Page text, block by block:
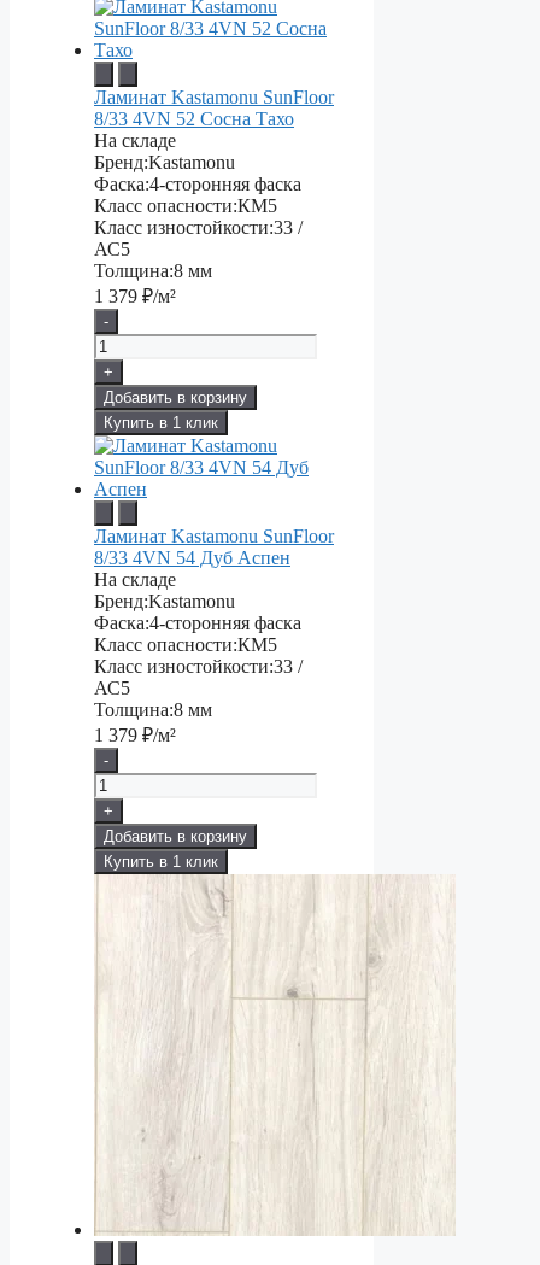
Ламинат Kastamonu SunFloor
8/33 4VN 52 Сосна Тахо
На складе
Бренд:Kastamonu
Фаска:4-сторонняя фаска
Класс опасности:КМ5
Класс изностойкости:33 /
АС5
Толщина:8 мм
1 379 ₽/м²
-
+
Добавить в корзину
Купить в 1 клик
Ламинат Kastamonu SunFloor
8/33 4VN 54 Дуб Аспен
На складе
Бренд:Kastamonu
Фаска:4-сторонняя фаска
Класс опасности:КМ5
Класс изностойкости:33 /
АС5
Толщина:8 мм
1 379 ₽/м²
-
+
Добавить в корзину
Купить в 1 клик